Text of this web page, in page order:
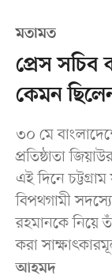
মতামত
প্রেস সচিব
কেমন ছিলেন
৩০ মে
প্রতিষ্ঠাতা
এই দিনে
বিপথগামী
রহমানকে নিয়ে
করা
আহমদ